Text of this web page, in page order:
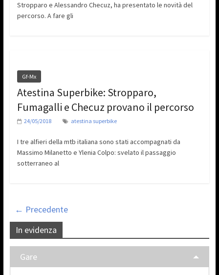
Stropparo e Alessandro Checuz, ha presentato le novità del
percorso. A fare gli
Gf-Mx
Atestina Superbike: Stropparo,
Fumagalli e Checuz provano il percorso
24/05/2018 atestina superbike
I tre alfieri della mtb italiana sono stati accompagnati da
Massimo Milanetto e Ylenia Colpo: svelato il passaggio
sotterraneo al
← Precedente
In evidenza
Gare